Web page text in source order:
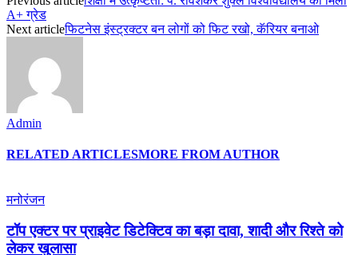
A+ ग्रेड
Next articleफिटनेस इंस्ट्रक्टर बन लोगों को फिट रखो, कॅरियर बनाओ
Admin
RELATED ARTICLESMORE FROM AUTHOR
मनोरंजन
टॉप एक्टर पर प्राइवेट डिटेक्टिव का बड़ा दावा, शादी और रिश्ते को
लेकर खुलासा